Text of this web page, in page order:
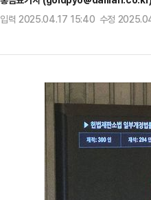
입력 2025.04.17 15:40 수정